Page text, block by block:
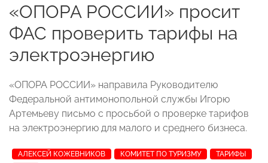
«ОПОРА РОССИИ» просит
ФАС проверить тарифы на
электроэнергию
«ОПОРА РОССИИ» направила Руководителю
Федеральной антимонопольной службы Игорю
Артемьеву письмо с просьбой о проверке тарифов
на электроэнергию для малого и среднего бизнеса.
АЛЕКСЕЙ КОЖЕВНИКОВ КОМИТЕТ ПО ТУРИЗМУ
ТАРИФЫ